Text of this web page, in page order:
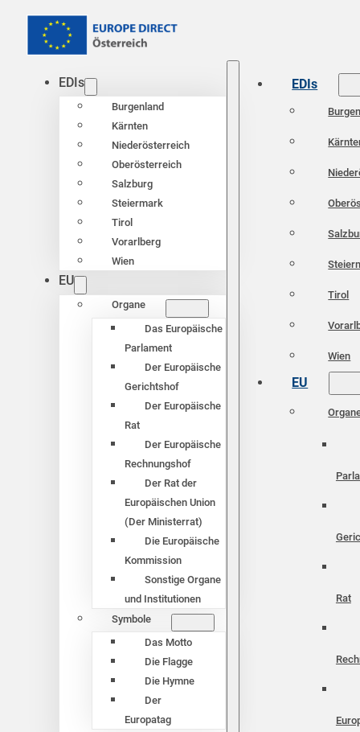
EDIs
Burgenland
Kärnten
Niederösterreich
Oberösterreich
Salzburg
Steiermark
Tirol
Vorarlberg
Wien
EU
Organe
Das Europäische
Parlament
Der Europäische
Gerichtshof
Der Europäische
Rat
Der Europäische
Rechnungshof
Der Rat der
Europäischen Union
(Der Ministerrat)
Die Europäische
Kommission
Sonstige Organe
und Institutionen
Symbole
Das Motto
Die Flagge
Die Hymne
Der
Europatag
EDIs
Tirol
Wien
EU
Rat